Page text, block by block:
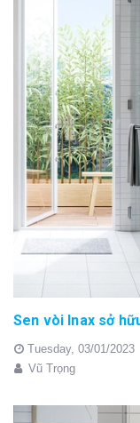
Sen vòi Inax sở
Tuesday, 03/01/2023
Vũ Trọng